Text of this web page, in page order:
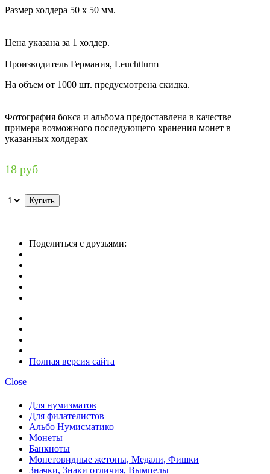
Размер холдера 50 х 50 мм.
Цена указана за 1 холдер.
Производитель Германия, Leuchtturm
На объем от 1000 шт. предусмотрена скидка.
Фотография бокса и альбома предоставлена в качестве
примера возможного последующего хранения монет в
указанных холдерах
18 руб
Поделиться с друзьями:
Полная версия сайта
Close
Для нумизматов
Для филателистов
Альбо Нумисматико
Монеты
Банкноты
Монетовидные жетоны, Медали, Фишки
Значки, Знаки отличия, Вымпелы